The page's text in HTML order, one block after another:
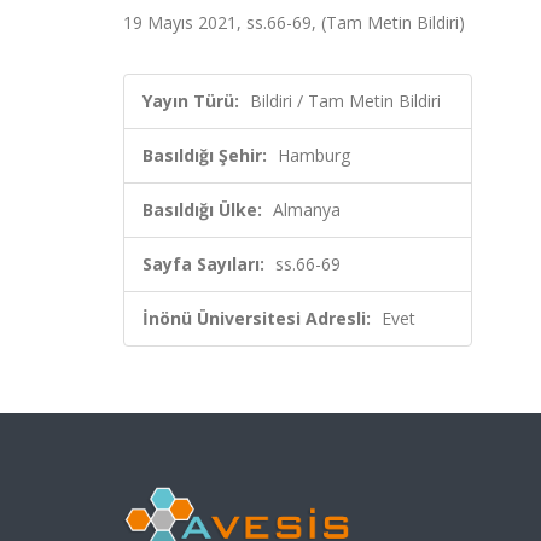
19 Mayıs 2021, ss.66-69, (Tam Metin Bildiri)
Yayın Türü: Bildiri / Tam Metin Bildiri
Basıldığı Şehir: Hamburg
Basıldığı Ülke: Almanya
Sayfa Sayıları: ss.66-69
İnönü Üniversitesi Adresli: Evet